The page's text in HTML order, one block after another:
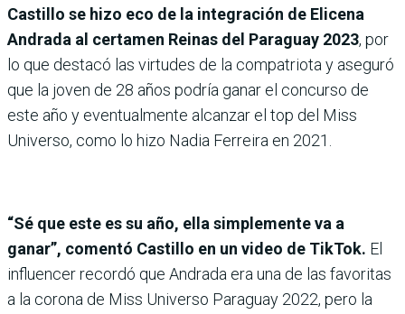
Castillo se hizo eco de la integración de Elicena
Andrada al certamen Reinas del Paraguay 2023, por
lo que destacó las virtudes de la compatriota y aseguró
que la joven de 28 años podría ganar el concurso de
este año y eventualmente alcanzar el top del Miss
Universo, como lo hizo Nadia Ferreira en 2021.
“Sé que este es su año, ella simplemente va a
ganar”, comentó Castillo en un video de TikTok. El
influencer recordó que Andrada era una de las favoritas
a la corona de Miss Universo Paraguay 2022, pero la